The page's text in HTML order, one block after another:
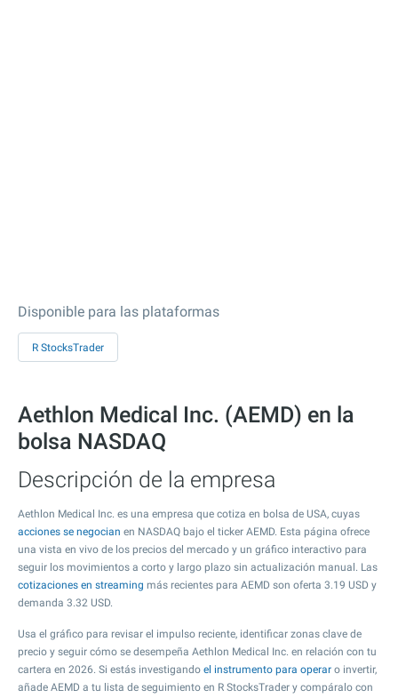
Disponible para las plataformas
R StocksTrader
Aethlon Medical Inc. (AEMD) en la
bolsa NASDAQ
Descripción de la empresa
Aethlon Medical Inc. es una empresa que cotiza en bolsa de USA, cuyas
acciones se negocian en NASDAQ bajo el ticker AEMD. Esta página ofrece
una vista en vivo de los precios del mercado y un gráfico interactivo para
seguir los movimientos a corto y largo plazo sin actualización manual. Las
cotizaciones en streaming más recientes para AEMD son oferta 3.19 USD y
demanda 3.32 USD.
Usa el gráfico para revisar el impulso reciente, identificar zonas clave de
precio y seguir cómo se desempeña Aethlon Medical Inc. en relación con tu
cartera en 2026. Si estás investigando el instrumento para operar o invertir,
añade AEMD a tu lista de seguimiento en R StocksTrader y compáralo con